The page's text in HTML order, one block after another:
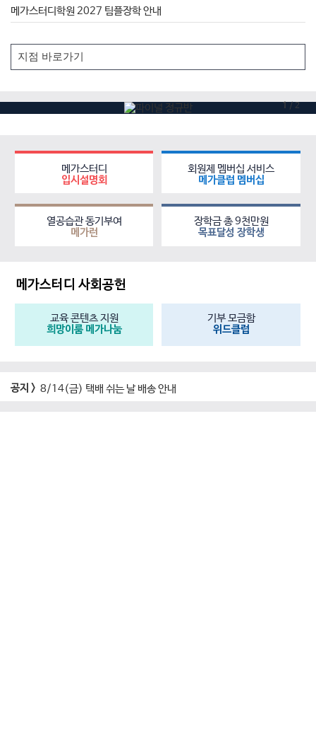
메가스터디학원 2027 팀플장학 안내
1 / 2
메가스터디
입시설명회
회원제 멤버십 서비스
메가클럽 멤버십
열공습관 동기부여
메가런
장학금 총 9천만원
목표달성 장학생
메가스터디 사회공헌
교육 콘텐츠 지원
희망이룸 메가나눔
기부 모금함
위드클럽
공지 > 8/14(금) 택배 쉬는 날 배송 안내